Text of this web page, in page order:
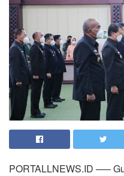
PORTALLNEWS.ID —–